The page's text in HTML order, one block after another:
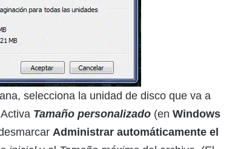
selecciona la unidad de disco que va a
Tamaño personalizado (en Windows
Administrar automáticamente el